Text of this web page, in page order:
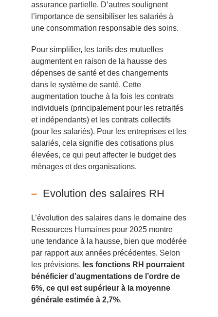
assurance partielle. D’autres soulignent
l’importance de sensibiliser les salariés à
une consommation responsable des soins.
Pour simplifier, les tarifs des mutuelles
augmentent en raison de la hausse des
dépenses de santé et des changements
dans le système de santé. Cette
augmentation touche à la fois les contrats
individuels (principalement pour les retraités
et indépendants) et les contrats collectifs
(pour les salariés). Pour les entreprises et les
salariés, cela signifie des cotisations plus
élevées, ce qui peut affecter le budget des
ménages et des organisations.
Evolution des salaires RH
L’évolution des salaires dans le domaine des
Ressources Humaines pour 2025 montre
une tendance à la hausse, bien que modérée
par rapport aux années précédentes. Selon
les prévisions, les fonctions RH pourraient
bénéficier d’augmentations de l’ordre de
6%, ce qui est supérieur à la moyenne
générale estimée à 2,7%.